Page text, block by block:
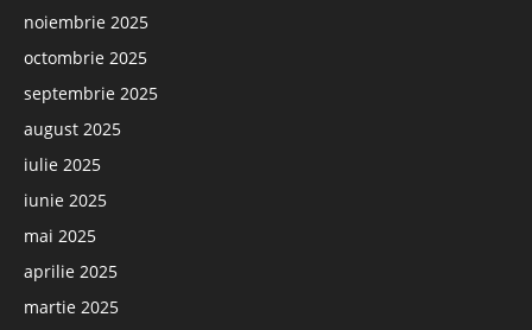
noiembrie 2025
octombrie 2025
septembrie 2025
august 2025
iulie 2025
iunie 2025
mai 2025
aprilie 2025
martie 2025